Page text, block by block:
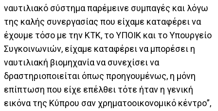
ναυτιλιακό σύστημα παρέμεινε συμπαγές και λόγω
της καλής συνεργασίας που είχαμε καταφέρει να
έχουμε τόσο με την ΚΤΚ, το ΥΠΟΙΚ και το Υπουργείο
Συγκοινωνιών, είχαμε καταφέρει να μπορέσει η
ναυτιλιακή βιομηχανία να συνεχίσει να
δραστηριοποιείται όπως προηγουμένως, η μόνη
επίπτωση που είχε επέλθει τότε ήταν η γενική
εικόνα της Κύπρου σαν χρηματοοικονομικό κέντρο”,